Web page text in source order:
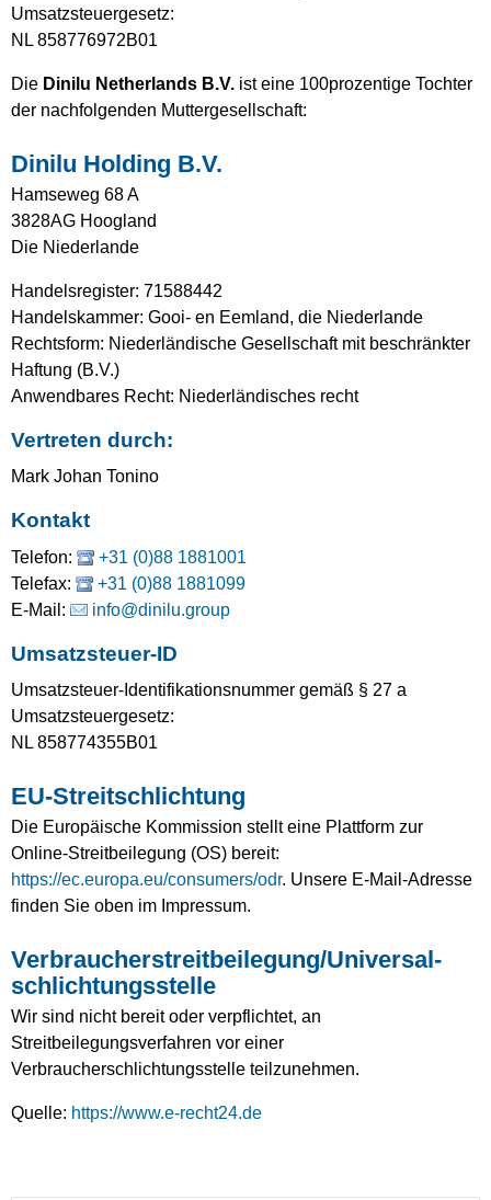
Umsatzsteuergesetz:
NL 858776972B01
Die Dinilu Netherlands B.V. ist eine 100prozentige Tochter
der nachfolgenden Muttergesellschaft:
Dinilu Holding B.V.
Hamseweg 68 A
3828AG Hoogland
Die Niederlande
Handelsregister: 71588442
Handelskammer: Gooi- en Eemland, die Niederlande
Rechtsform: Niederländische Gesellschaft mit beschränkter
Haftung (B.V.)
Anwendbares Recht: Niederländisches recht
Vertreten durch:
Mark Johan Tonino
Kontakt
Telefon:
+31 (0)88 1881001
Telefax:
+31 (0)88 1881099
E-Mail:
info@dinilu.group
Umsatzsteuer-ID
Umsatzsteuer-Identifikationsnummer gemäß § 27 a
Umsatzsteuergesetz:
NL 858774355B01
EU-Streitschlichtung
Die Europäische Kommission stellt eine Plattform zur
Online-Streitbeilegung (OS) bereit:
https://ec.europa.eu/consumers/odr. Unsere E-Mail-Adresse
finden Sie oben im Impressum.
Verbraucher­streit­beilegung/Universal­
schlichtungs­stelle
Wir sind nicht bereit oder verpflichtet, an
Streitbeilegungsverfahren vor einer
Verbraucherschlichtungsstelle teilzunehmen.
Quelle: https://www.e-recht24.de